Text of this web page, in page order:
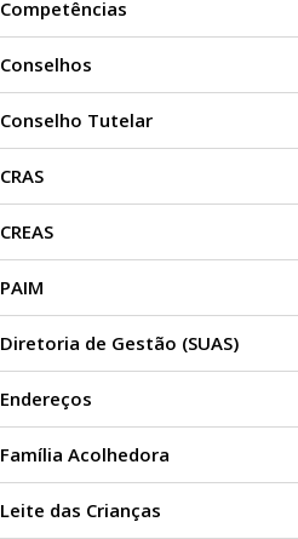
Competências
Conselhos
Conselho Tutelar
CRAS
CREAS
PAIM
Diretoria de Gestão (SUAS)
Endereços
Família Acolhedora
Leite das Crianças